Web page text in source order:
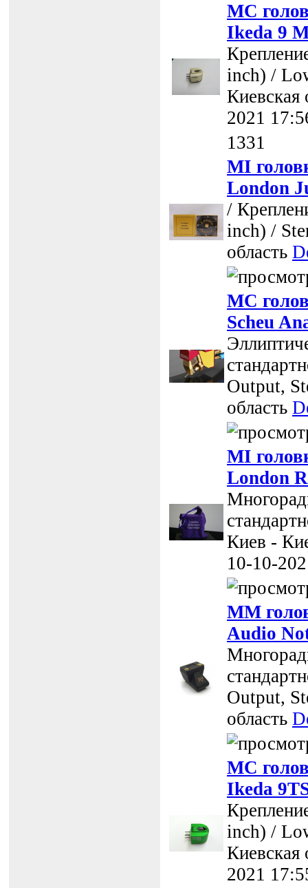
MC
Ikeda 9
inch) /
Киевская
2021
1331
MI
London
/
inch) /
область
MC
Scheu
Output,
область
MI
London
Киев -
10-10-
MM
Audio
Output,
область
MC
Ikeda
inch) /
Киевская
2021